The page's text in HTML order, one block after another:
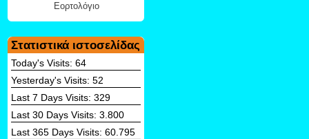
Εορτολόγιο
Στατιστικά ιστοσελίδας
Today's Visits: 64
Yesterday's Visits: 52
Last 7 Days Visits: 329
Last 30 Days Visits: 3.800
Last 365 Days Visits: 60.795